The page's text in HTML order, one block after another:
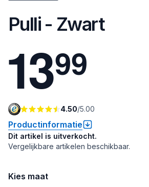
Pulli - Zwart
1399
4.50/5.00
Productinformatie
Dit artikel is uitverkocht.
Vergelijkbare artikelen beschikbaar.
Kies maat